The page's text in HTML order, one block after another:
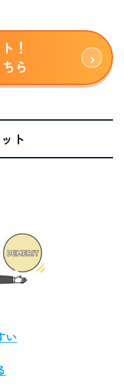
！
ら
ト
い